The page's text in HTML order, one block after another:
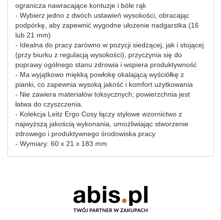
ogranicza nawracające kontuzje i bóle rąk
- Wybierz jedno z dwóch ustawień wysokości, obracając
podpórkę, aby zapewnić wygodne ułożenie nadgarstka (16
lub 21 mm)
- Idealna do pracy zarówno w pozycji siedzącej, jak i stojącej
(przy biurku z regulacją wysokości), przyczynia się do
poprawy ogólnego stanu zdrowia i wspiera produktywność
- Ma wyjątkowo miękką powłokę okalającą wyściółkę z
pianki, co zapewnia wysoką jakość i komfort użytkowania
- Nie zawiera materiałów toksycznych; powierzchnia jest
łatwa do czyszczenia.
- Kolekcja Leitz Ergo Cosy łączy stylowe wzornictwo z
najwyższą jakością wykonania, umożliwiając stworzenie
zdrowego i produktywnego środowiska pracy
- Wymiary: 60 x 21 x 183 mm